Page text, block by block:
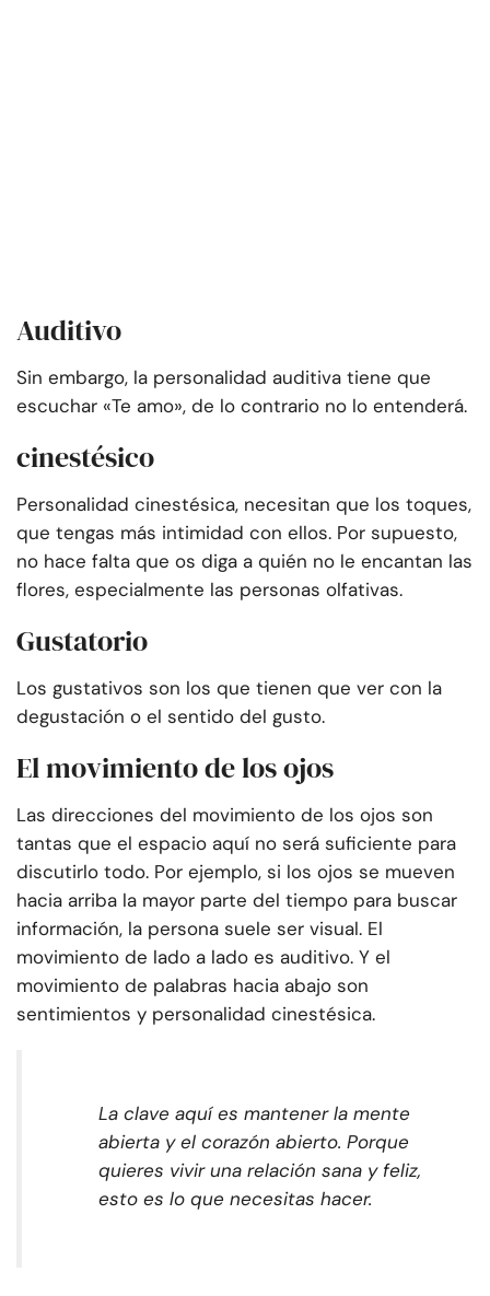
Auditivo
Sin embargo, la personalidad auditiva tiene que
escuchar «Te amo», de lo contrario no lo entenderá.
cinestésico
Personalidad cinestésica, necesitan que los toques,
que tengas más intimidad con ellos. Por supuesto,
no hace falta que os diga a quién no le encantan las
flores, especialmente las personas olfativas.
Gustatorio
Los gustativos son los que tienen que ver con la
degustación o el sentido del gusto.
El movimiento de los ojos
Las direcciones del movimiento de los ojos son
tantas que el espacio aquí no será suficiente para
discutirlo todo. Por ejemplo, si los ojos se mueven
hacia arriba la mayor parte del tiempo para buscar
información, la persona suele ser visual. El
movimiento de lado a lado es auditivo. Y el
movimiento de palabras hacia abajo son
sentimientos y personalidad cinestésica.
La clave aquí es mantener la mente
abierta y el corazón abierto. Porque
quieres vivir una relación sana y feliz,
esto es lo que necesitas hacer.